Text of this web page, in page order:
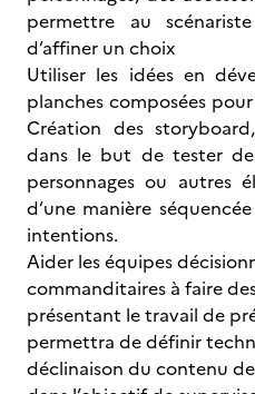
permettre au
d’affiner un choix
Utiliser les idées en
planches composées
Création des
dans le but de tester
personnages ou autres
d’une manière
intentions.
Aider les équipes
commanditaires à faire
présentant le travail de
permettra de définir
déclinaison du contenu